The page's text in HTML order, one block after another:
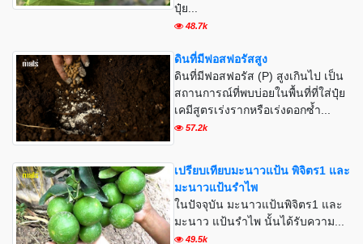
ปุ๋ย...
48.7k
ดินที่มีฟอสฟอรัสสูง
ดินที่มีฟอสฟอรัส (P) สูงเกินไป เป็น
สถานการณ์ที่พบบ่อยในพื้นที่ที่ใส่ปุ๋ย
เคมีสูตรเร่งรากหรือเร่งดอกซ้ำ...
57.2k
เปรียบเทียบมะนาวแป้น พิจิตร1 และ
มะนาวแป้นรำไพ
ในปัจจุบัน มะนาวแป้นพิจิตร1 และ
มะนาว แป้นรำไพ นั้นได้รับความ...
49.5k